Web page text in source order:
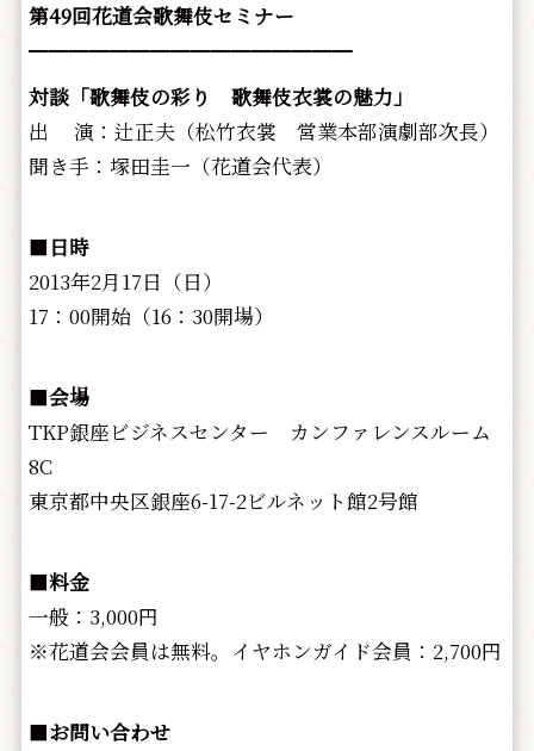
第49回花道会歌舞伎セミナー
━━━━━━━━━━━━━━━━
対談「歌舞伎の彩り 歌舞伎衣裳の魅力」
出 演：辻正夫（松竹衣裳 営業本部演劇部次長）
聞き手：塚田圭一（花道会代表）
■ 日時
2013年2月17日（日）
17：00開始（16：30開場）
■会場
TKP銀座ビジネスセンター カンファレンスルーム
8C
東京都中央区銀座6-17-2ビルネット館2号館
■料金
一般：3,000円
※花道会会員は無料。イヤホンガイド会員：2,700円
■お問い合わせ